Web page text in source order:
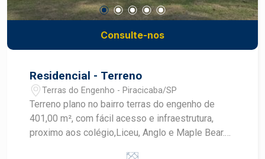
Consulte-nos
Residencial - Terreno
Terras do Engenho - Piracicaba/SP
Terreno plano no bairro terras do engenho de
401,00 m², com fácil acesso e infraestrutura,
proximo aos colégio,Liceu, Anglo e Maple Bear.